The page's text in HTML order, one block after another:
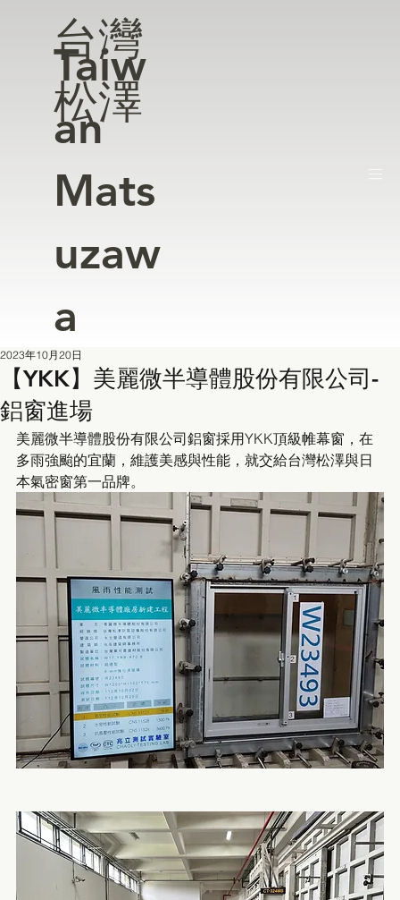
台灣
松澤
Taiw
an
Mats
uzaw
a
【YKK】美麗微半導體股份有限公司-
鋁窗進場
2023年10月20日
美麗微半導體股份有限公司鋁窗採用YKK頂級帷幕窗，在
多雨強颱的宜蘭，維護美感與性能，就交給台灣松澤與日
本氣密窗第一品牌。